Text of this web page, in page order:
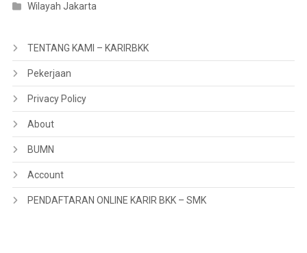
Wilayah Jakarta
TENTANG KAMI – KARIRBKK
Pekerjaan
Privacy Policy
About
BUMN
Account
PENDAFTARAN ONLINE KARIR BKK – SMK